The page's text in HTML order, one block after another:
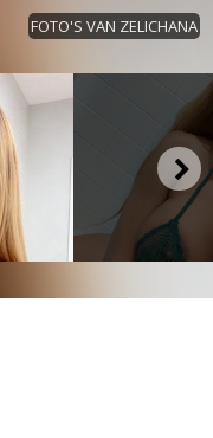
FOTO'S VAN ZELICHANA